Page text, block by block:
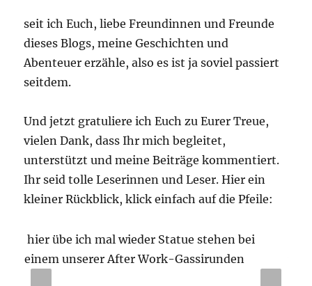
Ihr
wissen?
seit ich Euch, liebe Freundinnen und Freunde
dieses Blogs, meine Geschichten und
Abenteuer erzähle, also es ist ja soviel passiert
seitdem.
Und jetzt gratuliere ich Euch zu Eurer Treue,
vielen Dank, dass Ihr mich begleitet,
unterstützt und meine Beiträge kommentiert.
Ihr seid tolle Leserinnen und Leser. Hier ein
kleiner Rückblick, klick einfach auf die Pfeile:
hier übe ich mal wieder Statue stehen bei
einem unserer After Work-Gassirunden